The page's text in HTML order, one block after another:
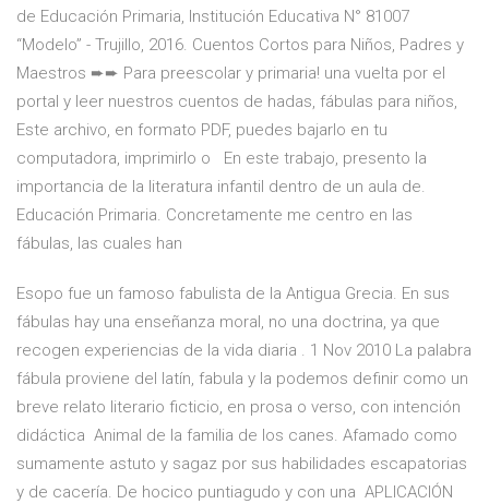
de Educación Primaria, Institución Educativa N° 81007
“Modelo” - Trujillo, 2016. Cuentos Cortos para Niños, Padres y
Maestros ➨➨ Para preescolar y primaria! una vuelta por el
portal y leer nuestros cuentos de hadas, fábulas para niños,
Este archivo, en formato PDF, puedes bajarlo en tu
computadora, imprimirlo o En este trabajo, presento la
importancia de la literatura infantil dentro de un aula de.
Educación Primaria. Concretamente me centro en las
fábulas, las cuales han
Esopo fue un famoso fabulista de la Antigua Grecia. En sus
fábulas hay una enseñanza moral, no una doctrina, ya que
recogen experiencias de la vida diaria . 1 Nov 2010 La palabra
fábula proviene del latín, fabula y la podemos definir como un
breve relato literario ficticio, en prosa o verso, con intención
didáctica Animal de la familia de los canes. Afamado como
sumamente astuto y sagaz por sus habilidades escapatorias
y de cacería. De hocico puntiagudo y con una APLICACIÓN